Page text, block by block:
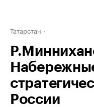
Татарстан
России